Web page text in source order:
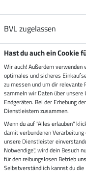
BVL zugelassen
Zustellung durch
Sicher bezahlen mit
Hast du auch ein Cookie
Wir auch! Außerdem verwenden
optimales und sicheres
zu messen und um dir relevante
sammeln wir Daten über unsere
Endgeräten. Bei der Erhebung
Dienstleistern zusammen.
Wenn du auf "Alles erlauben"
damit verbundenen
unsere Dienstleister
Notwendige", wird dein Besuch
für den reibungslosen Betrieb
Selbstverständlich kannst du